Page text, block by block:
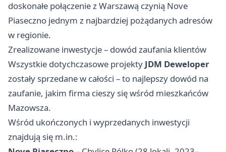
doskonałe połączenie z Warszawą czynią Nove
Piaseczno jednym z najbardziej pożądanych adresów
w regionie.
Zrealizowane inwestycje – dowód zaufania klientów
Wszystkie dotychczasowe projekty JDM Deweloper
zostały sprzedane w całości – to najlepszy dowód na
zaufanie, jakim firma cieszy się wśród mieszkańców
Mazowsza.
Wśród ukończonych i wyprzedanych inwestycji
znajdują się m.in.: